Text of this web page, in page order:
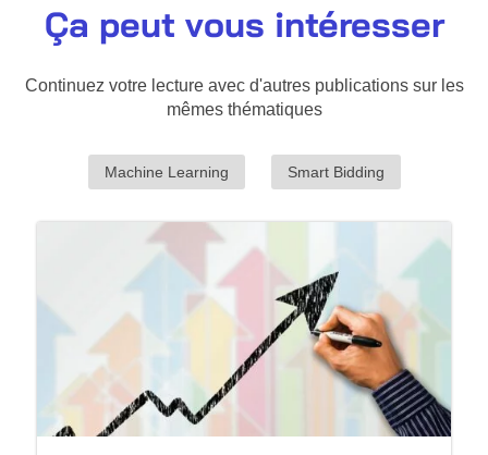
Ça peut vous intéresser
Continuez votre lecture avec d'autres publications sur les
mêmes thématiques
Machine Learning Smart Bidding